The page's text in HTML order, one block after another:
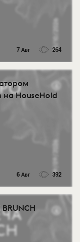
7 Авг 264
на HouseHold
6 Авг 392